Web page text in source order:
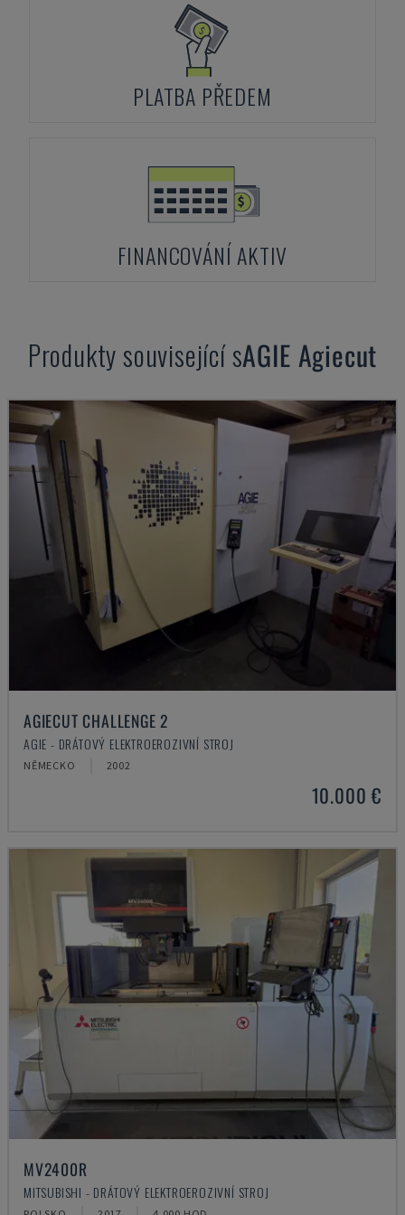
PLATBA PŘEDEM
FINANCOVÁNÍ AKTIV
Produkty související sAGIE Agiecut
AGIECUT CHALLENGE 2
AGIE - DRÁTOVÝ ELEKTROEROZIVNÍ STROJ
NĚMECKO 2002
10.000 €
MV2400R
MITSUBISHI - DRÁTOVÝ ELEKTROEROZIVNÍ STROJ